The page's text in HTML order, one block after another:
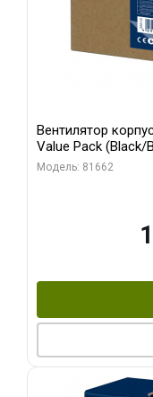
Вентилятор
Value Pack (Black/
(702072)
Модель: 81662